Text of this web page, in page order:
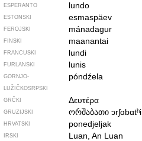
ESPERANTO lundo
ESTONSKI esmaspäev
FEROJSKI mánadagur
FINSKI maanantai
FRANCUSKI lundi
FURLANSKI lunis
GORNJO­
LUŽIČKOSRPSKI
póndźela
GRČKI Δευτέρα
GRUZIJSKI ორშაბათიɔrʃɑbɑtʰi
HRVATSKI ponedjeljak
IRSKI Luan, An Luan